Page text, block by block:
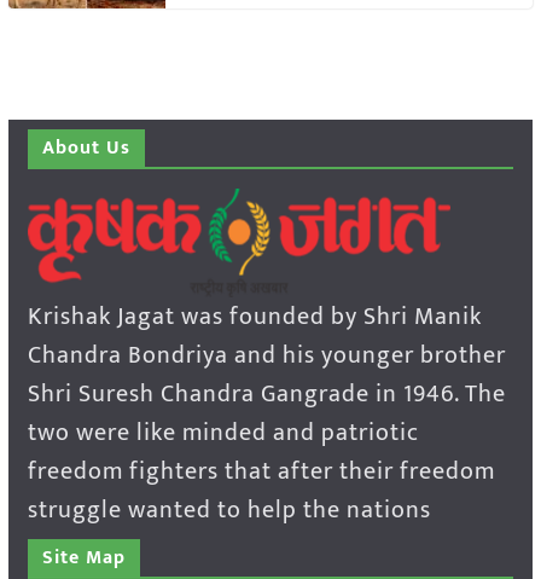
About Us
Krishak Jagat was founded by Shri Manik
Chandra Bondriya and his younger brother
Shri Suresh Chandra Gangrade in 1946. The
two were like minded and patriotic
freedom fighters that after their freedom
struggle wanted to help the nations
Site Map